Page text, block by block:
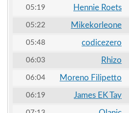
Hennie Roets
05:19
Mikekorleone
05:22
codicezero
05:48
Rhizo
06:03
Moreno Filipetto
06:04
James EK Tay
06:19